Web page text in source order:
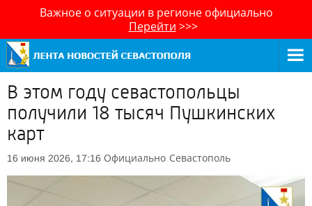
Важное о ситуации в регионе официально
Перейти >>>
В этом году севастопольцы
получили 18 тысяч Пушкинских
карт
16 июня 2026, 17:16 Официально Севастополь